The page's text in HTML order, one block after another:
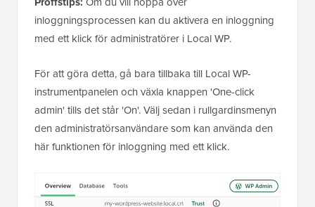
inloggningsprocessen kan du aktivera en inloggning
med ett klick för administratörer i Local WP.
För att göra detta, gå bara tillbaka till Local WP-
instrumentpanelen och växla knappen 'One-click
admin' tills det står 'On'. Välj sedan i rullgardinsmenyn
den administratörsanvändare som kan använda den
här funktionen för inloggning med ett klick.